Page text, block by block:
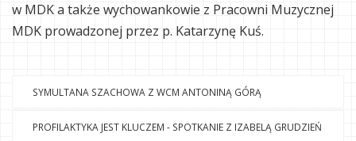
w MDK a także wychowankowie z Pracowni Muzycznej
MDK prowadzonej przez p. Katarzynę Kuś.
SYMULTANA SZACHOWA Z WCM ANTONINĄ GÓRĄ
PROFILAKTYKA JEST KLUCZEM - SPOTKANIE Z IZABELĄ GRUDZIEŃ